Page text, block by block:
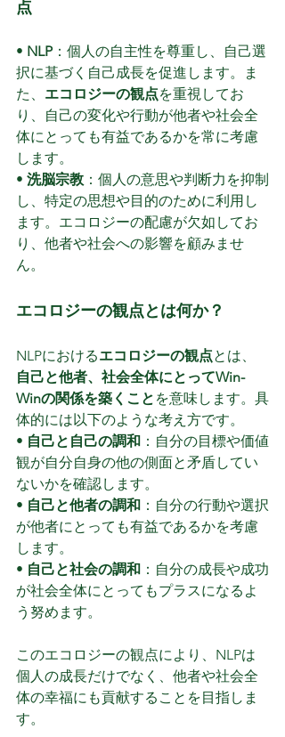
点
• NLP ：個人の自主性を尊重し、自己選
択に基づく自己成長を促進します。ま
た、 エコロジーの観点を重視してお
り、自己の変化や行動が他者や社会全
体にとっても有益であるかを常に考慮
します。
• 洗脳宗教 ：個人の意思や判断力を抑制
し、特定の思想や目的のために利用し
ます。エコロジーの配慮が欠如してお
り、他者や社会への影響を顧みませ
ん。
エコロジーの観点とは何か？
NLPにおけるエコロジーの観点とは、
自己と他者、社会全体にとってWin-
Winの関係を築くこと を意味します。具
体的には以下のような考え方です。
• 自己と自己の調和 ：自分の目標や価値
観が自分自身の他の側面と矛盾してい
ないかを確認します。
• 自己と他者の調和 ：自分の行動や選択
が他者にとっても有益であるかを考慮
します。
• 自己と社会の調和 ：自分の成長や成功
が社会全体にとってもプラスになるよ
う努めます。
このエコロジーの観点により、NLPは
個人の成長だけでなく、他者や社会全
体の幸福にも貢献することを目指しま
す。